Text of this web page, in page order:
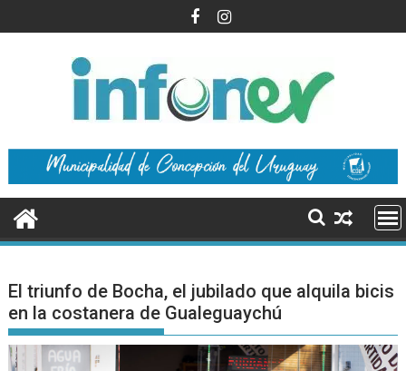
al
El triunfo de Bocha, el jubilado que alquila bicis
en la costanera de Gualeguaychú